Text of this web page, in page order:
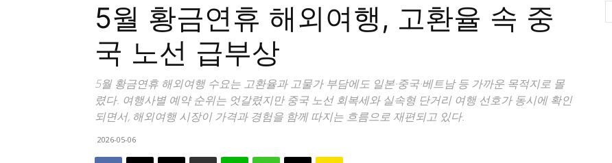
5월 황금연휴 해외여행, 고환율 속 중
국 노선 급부상
5월 황금연휴 해외여행 수요는 고환율과 고물가 부담에도 일본·중국·베트남 등 가까운 목적지로 몰
렸다. 여행사별 예약 순위는 엇갈렸지만 중국 노선 회복세와 실속형 단거리 여행 선호가 동시에 확인
되면서, 해외여행 시장이 가격과 경험을 함께 따지는 흐름으로 재편되고 있다.
2026-05-06